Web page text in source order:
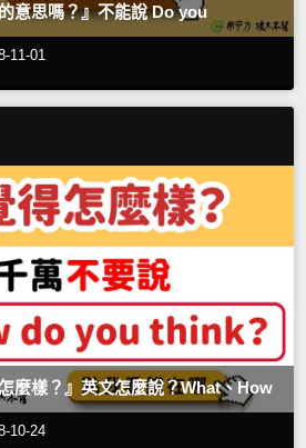
意思嗎？』不能說 Do you
11-01
麼樣？』英文怎麼說？What、How
10-24